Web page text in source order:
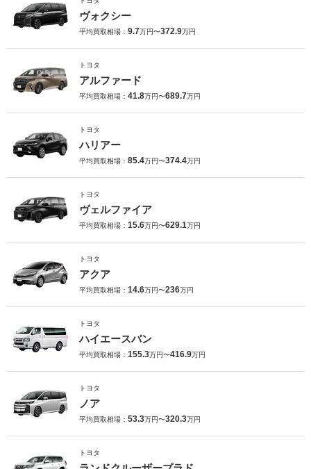
ヴォクシー
平均買取相場： 9.7万円〜372.9万円
トヨタ
アルファード
平均買取相場： 41.8万円〜689.7万円
トヨタ
ハリアー
平均買取相場： 85.4万円〜374.4万円
トヨタ
ヴェルファイア
平均買取相場： 15.6万円〜629.1万円
トヨタ
アクア
平均買取相場： 14.6万円〜236万円
トヨタ
ハイエースバン
平均買取相場： 155.3万円〜416.9万円
トヨタ
ノア
平均買取相場： 53.3万円〜320.3万円
トヨタ